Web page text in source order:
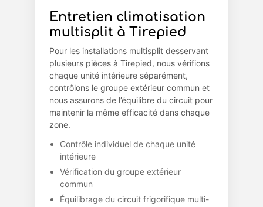
Entretien climatisation
multisplit à Tirepied
Pour les installations multisplit desservant
plusieurs pièces à Tirepied, nous vérifions
chaque unité intérieure séparément,
contrôlons le groupe extérieur commun et
nous assurons de l’équilibre du circuit pour
maintenir la même efficacité dans chaque
zone.
Contrôle individuel de chaque unité
intérieure
Vérification du groupe extérieur
commun
Équilibrage du circuit frigorifique multi-